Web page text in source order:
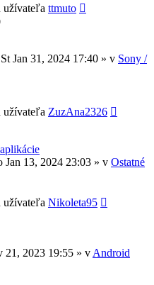
užívateľa ttmuto
St Jan 31, 2024 17:40 » v Sony /
užívateľa ZuzAna2326
Jan 13, 2024 23:03 » v Ostatné
užívateľa Nikoleta95
21, 2023 19:55 » v Android